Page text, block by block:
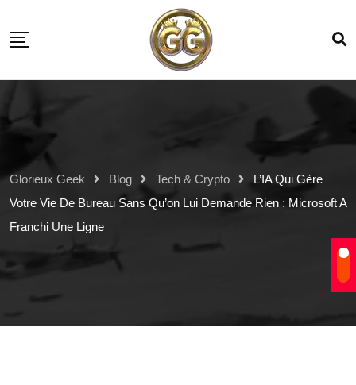
Glorieux Geek Blog Tech & Crypto
L’IA Qui Gère
Votre Vie De Bureau Sans Qu’on Lui Demande Rien : Microsoft A
Franchi Une Ligne